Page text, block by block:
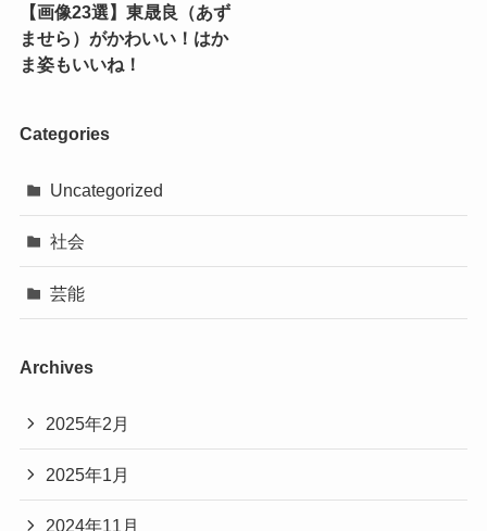
【画像23選】東晟良（あず
ませら）がかわいい！はか
ま姿もいいね！
Categories
Uncategorized
社会
芸能
Archives
2025年2月
2025年1月
2024年11月